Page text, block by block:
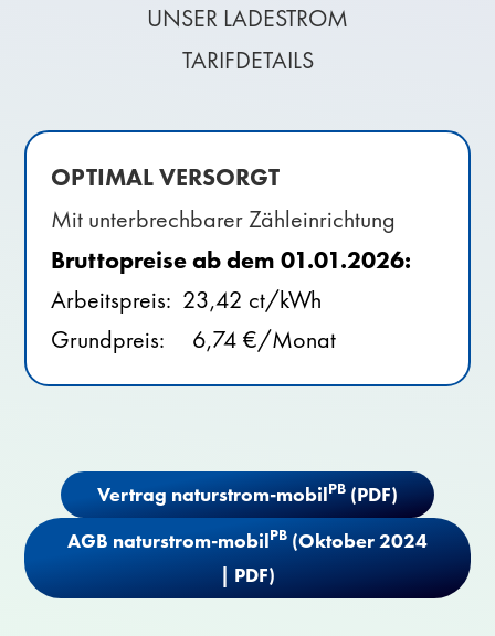
UNSER LADESTROM
TARIFDETAILS
OPTIMAL VERSORGT
Mit unterbrechbarer Zähleinrichtung
Bruttopreise ab dem 01.01.2026:
Arbeitspreis: 23,42 ct/kWh
Grundpreis: 6,74 €/Monat
Vertrag naturstrom-mobilPB (PDF)
AGB naturstrom-mobilPB (Oktober 2024
| PDF)